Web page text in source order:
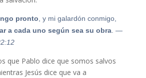
pronto , y mi galardón conmigo,
a cada uno según sea su obra. —
que Pablo dice que somos salvos
Jesús dice que va a